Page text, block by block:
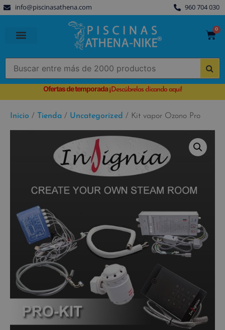
info@piscinasathena.com 960 704 030
0
Ofertas de temporada¡Descúbrelas clicando aquí!
Inicio / Tienda / Uncategorized / Kit vapor Ozono Pro